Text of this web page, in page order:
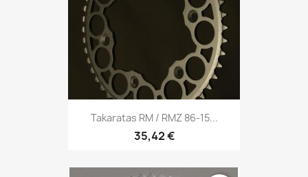
Takaratas RM / RMZ 86-15...
35,42 €